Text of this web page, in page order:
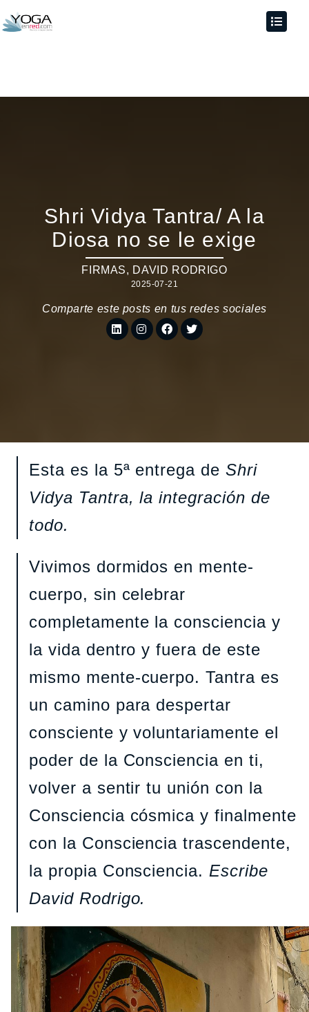
Shri Vidya Tantra/ A la
Diosa no se le exige
FIRMAS, DAVID RODRIGO
2025-07-21
Comparte este posts en tus redes sociales
Esta es la 5ª entrega de Shri
Vidya Tantra, la integración de
todo.
Vivimos dormidos en mente-
cuerpo, sin celebrar
completamente la consciencia y
la vida dentro y fuera de este
mismo mente-cuerpo. Tantra es
un camino para despertar
consciente y voluntariamente el
poder de la Consciencia en ti,
volver a sentir tu unión con la
Consciencia cósmica y finalmente
con la Consciencia trascendente,
la propia Consciencia. Escribe
David Rodrigo.